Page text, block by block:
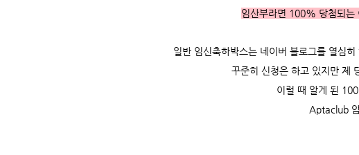
임산부라면 100% 당첨되는
일반 임신축하박스는 네이버 블로그를 열심
꾸준히 신청은 하고 있지만 제
이럴 때 알게 된
Aptaclub